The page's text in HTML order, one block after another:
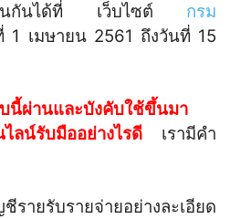
เห็นกันได้ที่ เว็บไซต์ กรม
1 เมษายน 2561 ถึงวันที่ 15
นี้ผ่านและบังคับใช้ขึ้นมา
ลน์รับมืออย่างไรดี
เรามีคำ
ายรับรายจ่ายอย่างละเอียด